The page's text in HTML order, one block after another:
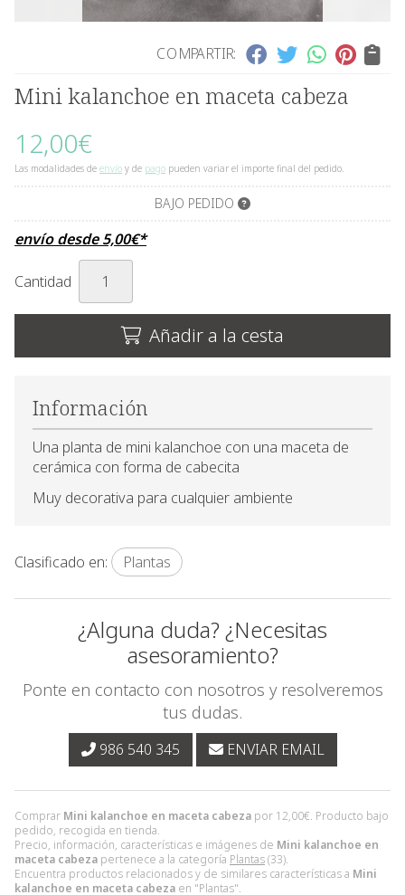
COMPARTIR:
Mini kalanchoe en maceta cabeza
12,00€
Las modalidades de envío y de pago pueden variar el importe final del pedido.
BAJO PEDIDO
envío desde5,00€*
Cantidad
Añadir a la cesta
Comprar Mini kalanchoe en maceta cabeza por 12,00€. Producto bajo
pedido, recogida en tienda.
Precio, información, características e imágenes de Mini kalanchoe en
maceta cabeza pertenece a la categoría Plantas(33).
Encuentra productos relacionados y de similares características a Mini
kalanchoe en maceta cabeza en "Plantas".
Información
Una planta de mini kalanchoe con una maceta de
cerámica con forma de cabecita
Muy decorativa para cualquier ambiente
Clasificado en: Plantas
¿Alguna duda? ¿Necesitas
asesoramiento?
Ponte en contacto con nosotros y resolveremos
tus dudas.
986 540 345 ENVIAR EMAIL